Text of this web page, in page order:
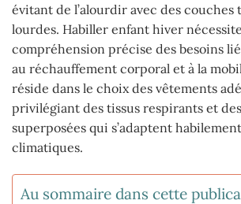
évitant de l’alourdir avec des couches
lourdes. Habiller enfant hiver
compréhension précise des besoins
au réchauffement corporal et à la
réside dans le choix des vêtements
privilégiant des tissus respirants et
superposées qui s’adaptent
climatiques.
Au sommaire dans cette